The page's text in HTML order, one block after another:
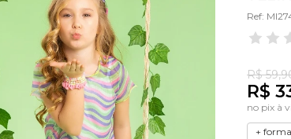
Ref:
R$
R$
no pix à
+